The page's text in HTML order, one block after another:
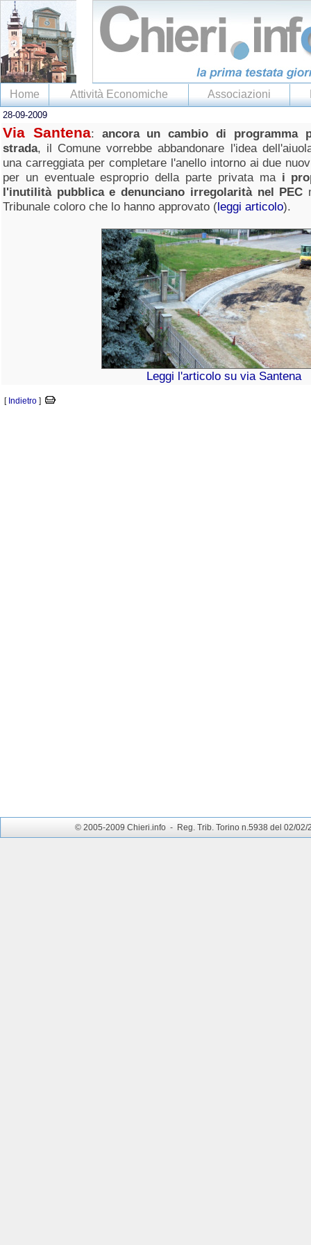
Home Attività Economiche Associazioni
28-09-2009
Via Santena: ancora un cambio di programma
strada, il Comune vorrebbe abbandonare l'idea
una carreggiata per completare l'anello intorno ai due
per un eventuale esproprio della parte privata ma i
l'inutilità pubblica e denunciano irregolarità nel PEC
Tribunale coloro che lo hanno approvato (leggi articolo).
Leggi l'articolo su via Santena
[ Indietro ]
© 2005-2009 Chieri.info - Reg. Trib. Torino n.5938 del 02/02/